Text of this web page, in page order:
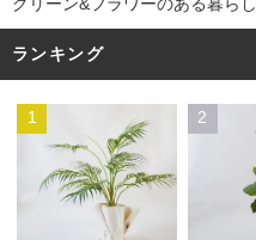
グリーン&フラワーのある暮らし
ランキング
1 2